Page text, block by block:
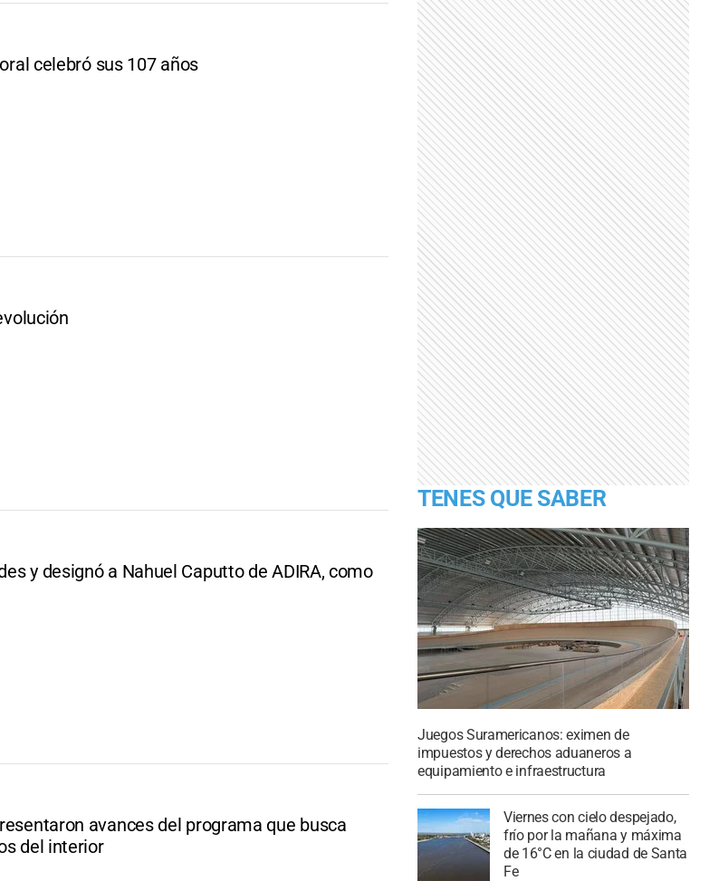
celebró sus 107 años
y designó a Nahuel Caputto de ADIRA, como
avances del programa que busca
del interior
TENES QUE SABER
Juegos Suramericanos: eximen de
impuestos y derechos aduaneros a
equipamiento e infraestructura
Viernes con cielo despejado,
frío por la mañana y máxima
de 16°C en la ciudad de Santa
Fe